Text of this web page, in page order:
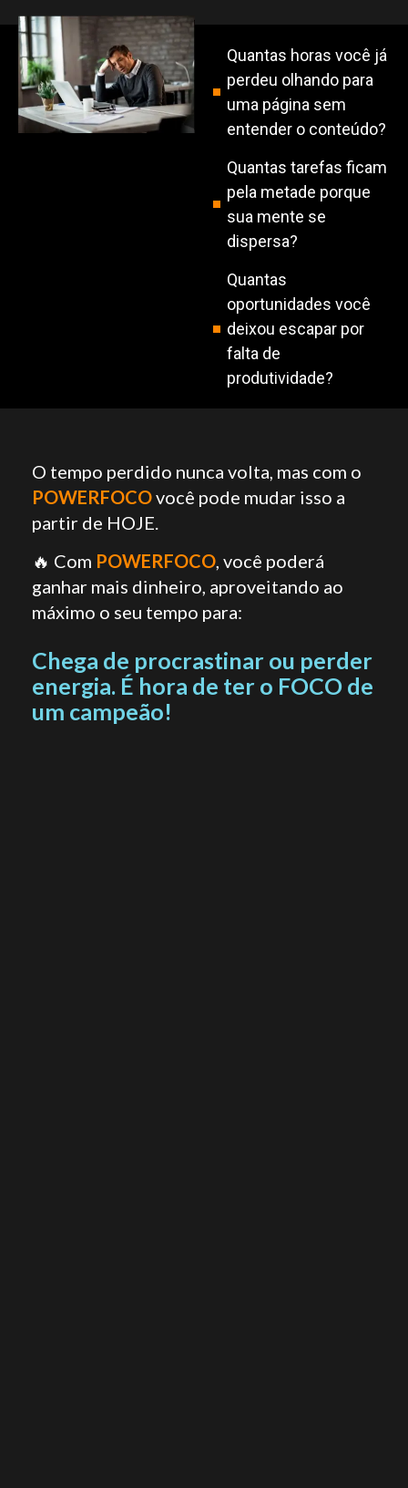
Quantas horas você já
perdeu olhando para
uma página sem
entender o conteúdo?
Quantas tarefas ficam
pela metade porque
sua mente se
dispersa?
Quantas
oportunidades você
deixou escapar por
falta de
produtividade?
O tempo perdido nunca volta, mas com o
POWERFOCOvocê pode mudar isso a
partir de HOJE.
🔥 Com POWERFOCO, você poderá
ganhar mais dinheiro, aproveitando ao
máximo o seu tempo para:
Chega de procrastinar ou perder
energia. É hora de ter o FOCO de
um campeão!